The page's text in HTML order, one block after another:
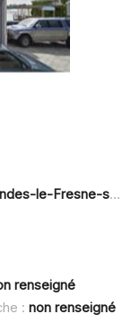
le-Fresne-sur-Loire
renseigné
: non renseigné